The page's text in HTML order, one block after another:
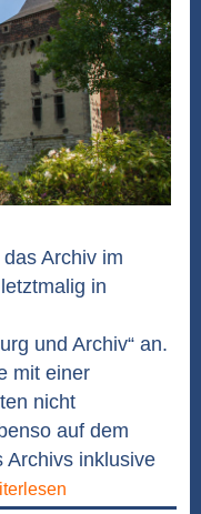
Archiv im
in
und Archiv“ an.
mit einer
nicht
auf dem
Archivs inklusive